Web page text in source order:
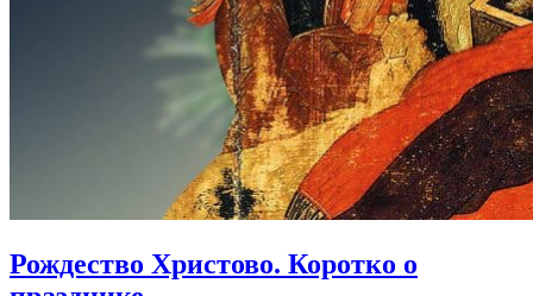
Рождество Христово. Коротко о